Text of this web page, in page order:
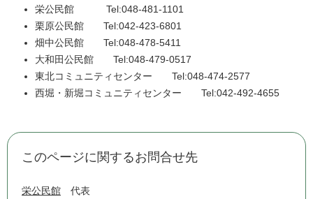
栄公民館 Tel:048-481-1101
栗原公民館 Tel:042-423-6801
畑中公民館 Tel:048-478-5411
大和田公民館 Tel:048-479-0517
東北コミュニティセンター Tel:048-474-2577
西堀・新堀コミュニティセンター Tel:042-492-4655
このページに関するお問合せ先
栄公民館 代表